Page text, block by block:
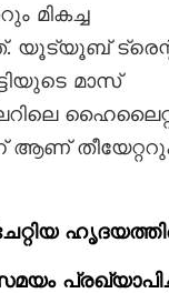
മികച്ച
യൂട്യൂബ്
മാസ്
ആണ്